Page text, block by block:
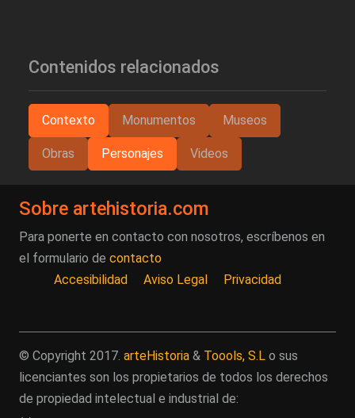
Contenidos relacionados
Contexto Monumentos Museos
Obras Personajes Videos
Sobre artehistoria.com
Para ponerte en contacto con nosotros, escríbenos en
el formulario de contacto
Accesibilidad
Aviso Legal Privacidad
© Copyright 2017. arteHistoria & Toools, S.L o sus
licenciantes son los propietarios de todos los derechos
de propiedad intelectual e industrial de: